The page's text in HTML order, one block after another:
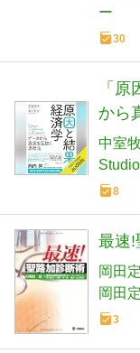
ー
30
「
から
中室
8
最速!
岡田定
岡田定
3